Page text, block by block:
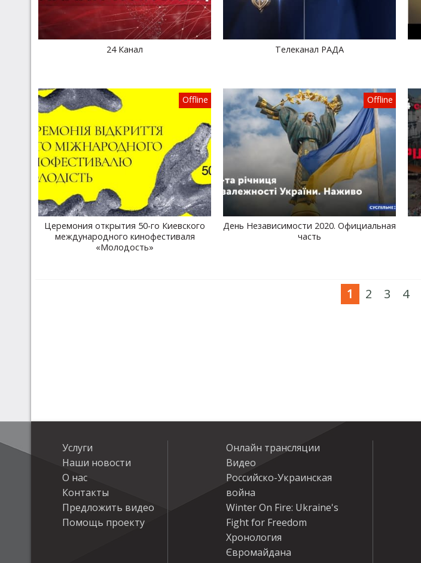
24 Канал Телеканал РАДА
Offline
Церемония открытия 50-го Киевского
международного кинофестиваля
«Молодость»
Offline
День Независимости 2020. Официальная
часть
1 2 3 4
Услуги
Наши новости
О нас
Контакты
Предложить видео
Помощь проекту
Онлайн трансляции
Видео
Российско-Украинская
война
Winter On Fire: Ukraine's
Fight for Freedom
Хронология
Євромайдана